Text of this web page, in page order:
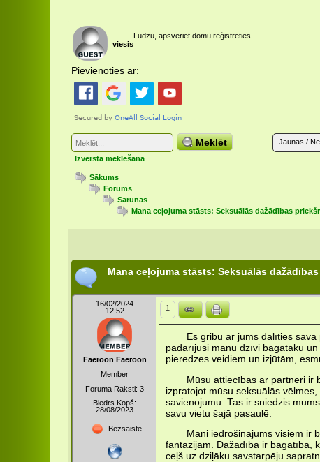
Lūdzu, apsveriet domu reģistrēties
viesis
Pievienoties ar:
Jaunas /
Meklēt
Izvērstā meklēšana
Sākums
Forums
Sarunas
Mana ceļojuma stāsts: Seksuālās dažādības
Mana ceļojuma stāsts: Seksuālās
16/02/2024
12:52
Faeroon Faeroon
Member
Foruma Raksti: 3
Biedrs Kopš:
28/08/2023
Bezsaistē
1
Es gribu ar jums dalīties
padarījusi manu dzīvi bagātāku
pieredzes veidiem un izjūtām,
Mūsu attiecības ar partneri ir
izpratojot mūsu seksuālās
savienojumu. Tas ir sniedzis
savu vietu šajā pasaulē.
Mani iedrošinājums visiem ir
fantāzijām. Dažādība ir bagātība,
ceļš uz dziļāku savstarpēju